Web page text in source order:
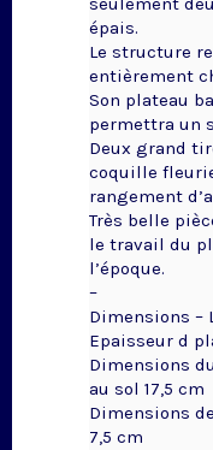
épais.
Le structure
entièrement
Son plateau
permettra un
Deux grand
coquille
rangement
Très belle
le travail du
l’époque.
–
Dimensions –
Epaisseur d
Dimensions
au sol 17,5 cm
Dimensions
7,5 cm